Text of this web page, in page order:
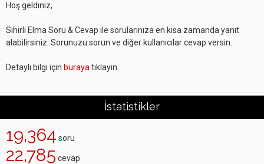
Hoş geldiniz,
Sihirli Elma Soru & Cevap ile sorularınıza en kısa zamanda yanıt
alabilirsiniz. Sorunuzu sorun ve diğer kullanıcılar cevap versin.
Detaylı bilgi için buraya tıklayın.
İstatistikler
19,364 soru
22,785 cevap